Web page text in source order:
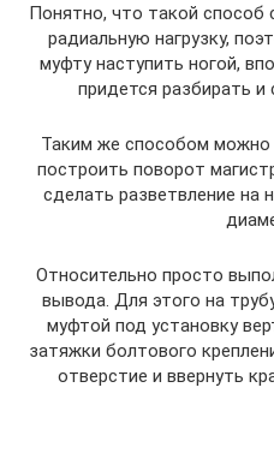
Понятно, что такой способ
радиальную нагрузку,
муфту наступить ногой,
придется разбирать
Таким же способом можно
построить поворот
сделать разветвление на
Относительно просто
вывода. Для этого на
муфтой под установку
затяжки болтового
отверстие и ввернуть